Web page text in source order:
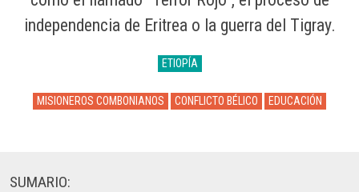
independencia de Eritrea o la guerra del Tigray.
ETIOPÍA
MISIONEROS COMBONIANOS CONFLICTO BÉLICO EDUCACIÓN
SUMARIO: